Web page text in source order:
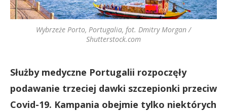
Wybrzeże Porto, Portugalia, fot. Dmitry Morgan /
Shutterstock.com
Służby medyczne Portugalii rozpoczęły
podawanie trzeciej dawki szczepionki przeciw
Covid-19. Kampania obejmie tylko niektórych